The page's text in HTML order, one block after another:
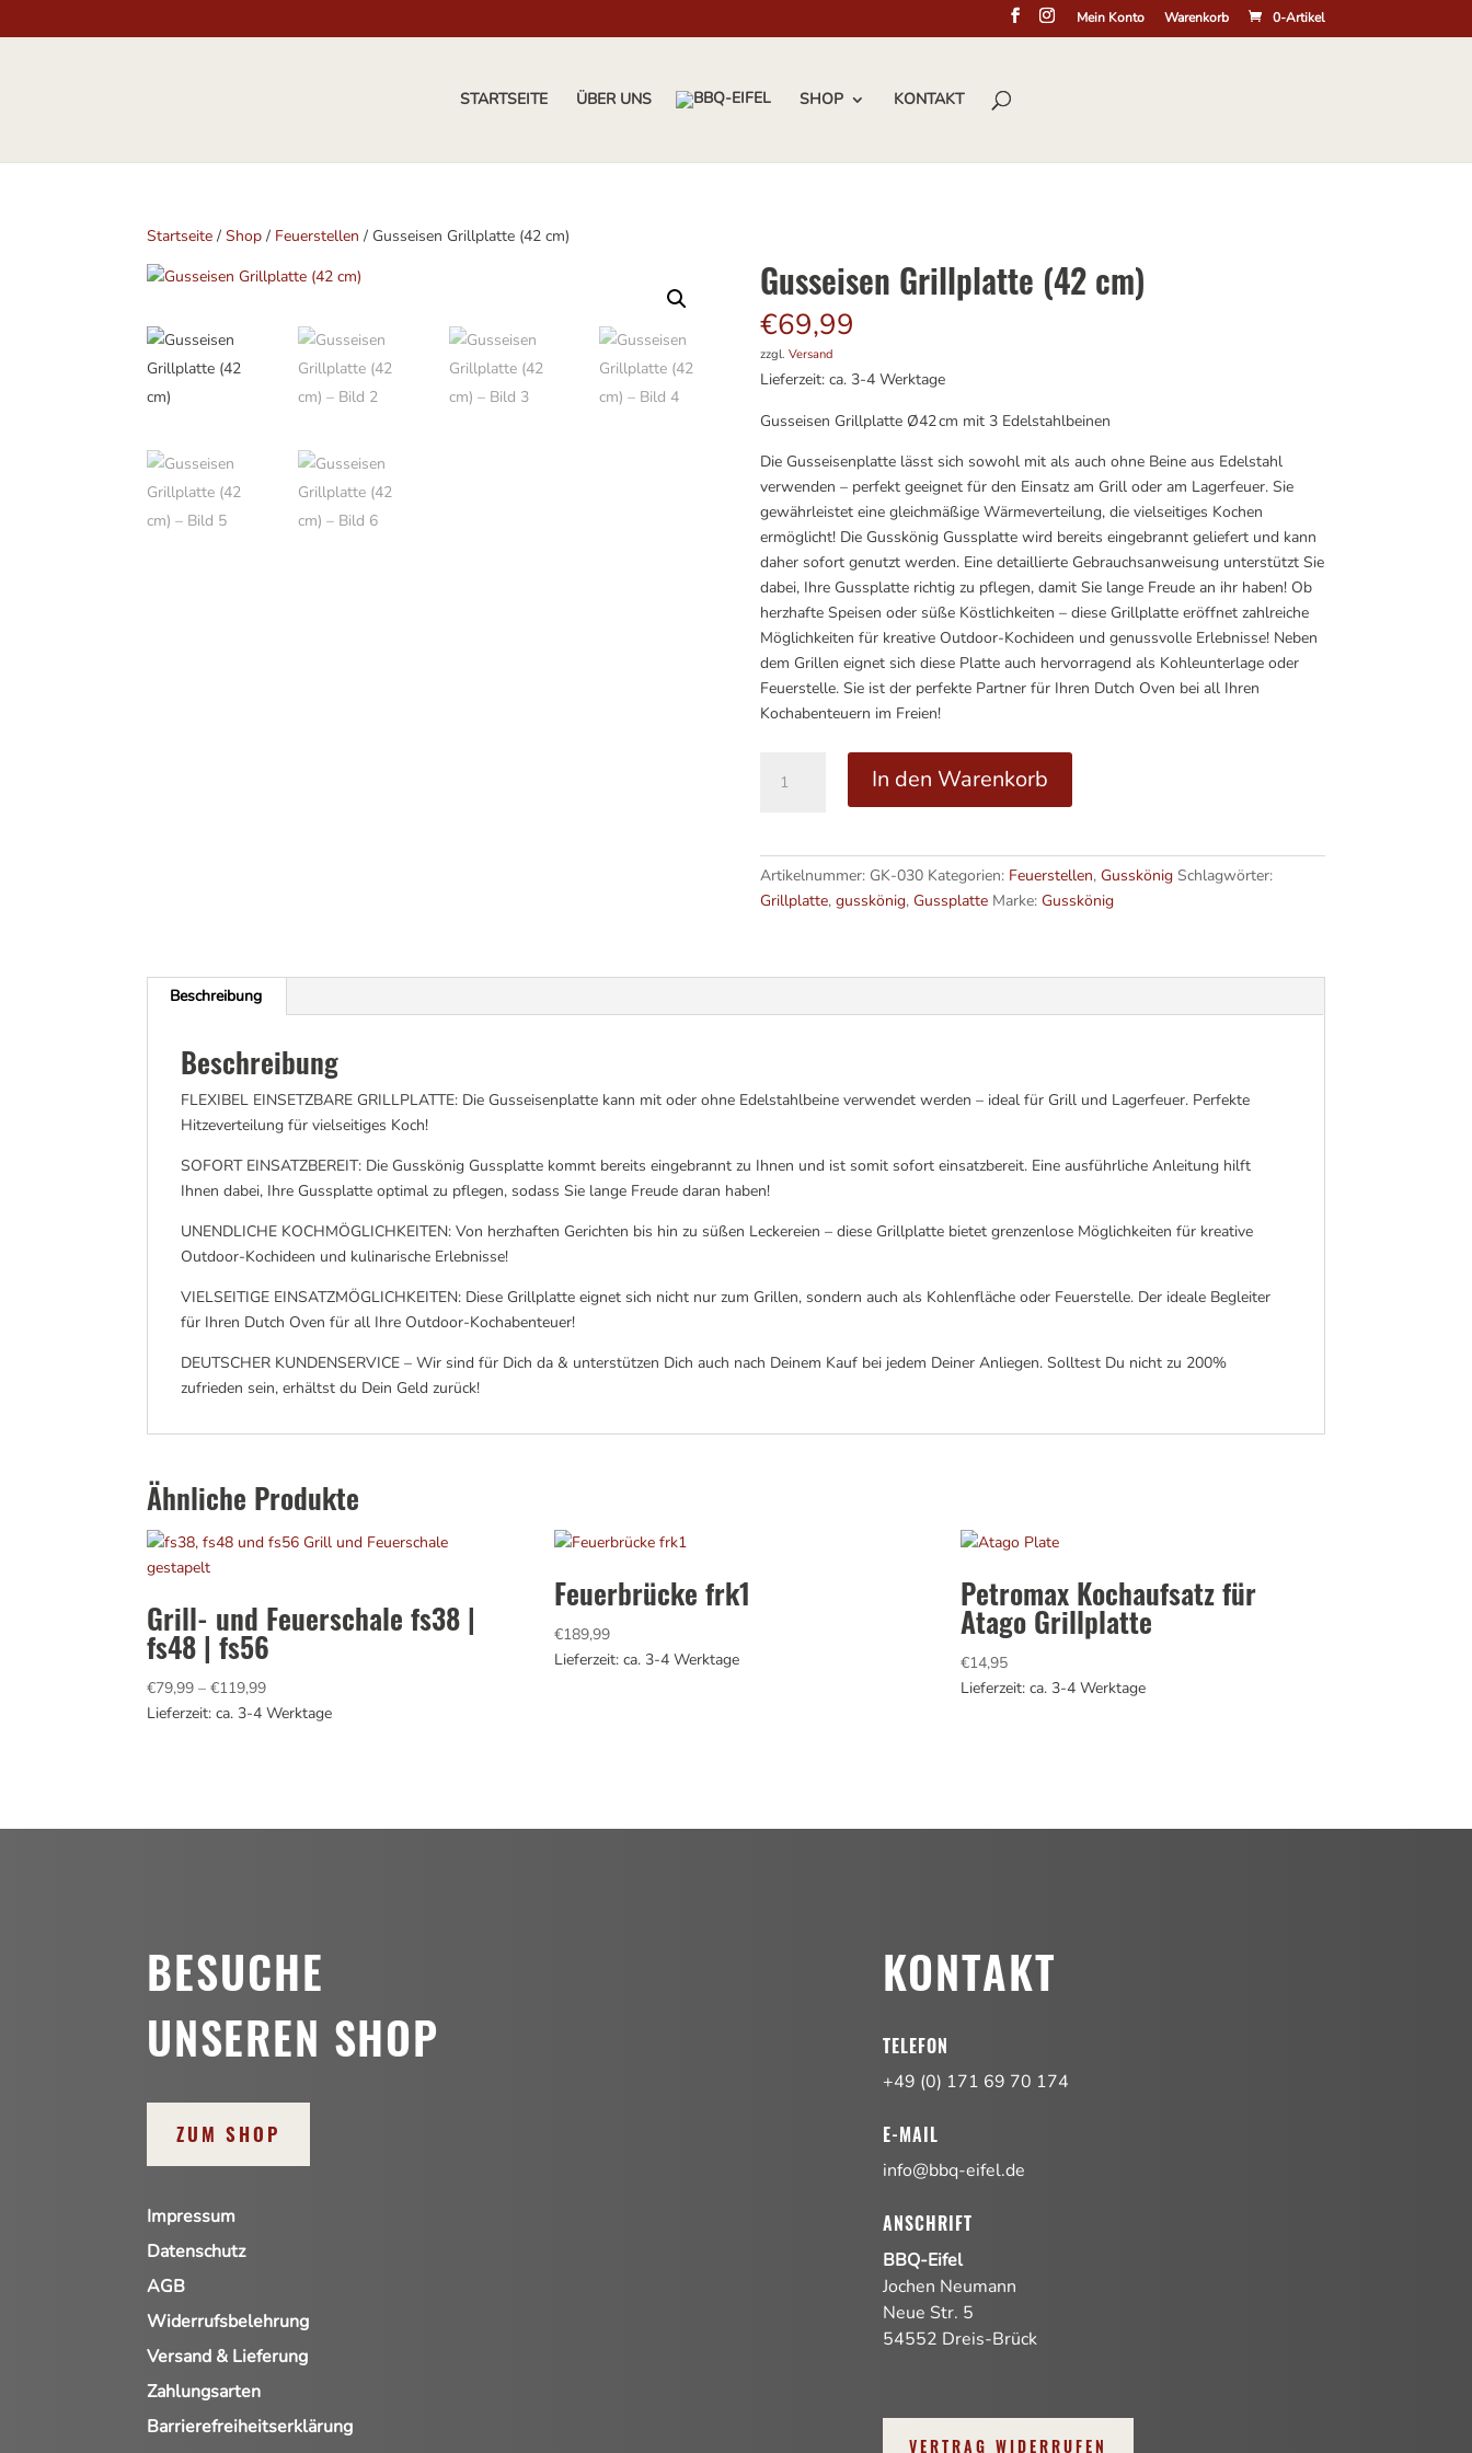
Mein Konto Warenkorb 0-Artikel
STARTSEITE ÜBER UNS SHOP KONTAKT
Startseite /Shop / Feuerstellen / Gusseisen Grillplatte (42 cm)
Gusseisen Grillplatte (42 cm)
€69,99
zzgl. Versand
Lieferzeit: ca. 3-4 Werktage
Gusseisen Grillplatte Ø42 cm mit 3 Edelstahlbeinen
Die Gusseisenplatte lässt sich sowohl mit als auch ohne Beine aus Edelstahl
verwenden – perfekt geeignet für den Einsatz am Grill oder am Lagerfeuer. Sie
gewährleistet eine gleichmäßige Wärmeverteilung, die vielseitiges Kochen
ermöglicht! Die Gusskönig Gussplatte wird bereits eingebrannt geliefert und kann
daher sofort genutzt werden. Eine detaillierte Gebrauchsanweisung unterstützt Sie
dabei, Ihre Gussplatte richtig zu pflegen, damit Sie lange Freude an ihr haben! Ob
herzhafte Speisen oder süße Köstlichkeiten – diese Grillplatte eröffnet zahlreiche
Möglichkeiten für kreative Outdoor-Kochideen und genussvolle Erlebnisse! Neben
dem Grillen eignet sich diese Platte auch hervorragend als Kohleunterlage oder
Feuerstelle. Sie ist der perfekte Partner für Ihren Dutch Oven bei all Ihren
Kochabenteuern im Freien!
Grillplatte
Menge
In den Warenkorb
r
n
e
Artikelnummer: GK-030 Kategorien: Feuerstellen, Gusskönig Schlagwörter:
Grillplatte, gusskönig, Gussplatte Marke: Gusskönig
Beschreibung
Beschreibung
FLEXIBEL EINSETZBARE GRILLPLATTE: Die Gusseisenplatte kann mit oder ohne Edelstahlbeine verwendet werden – ideal für Grill und Lagerfeuer. Perfekte
Hitzeverteilung für vielseitiges Koch!
SOFORT EINSATZBEREIT: Die Gusskönig Gussplatte kommt bereits eingebrannt zu Ihnen und ist somit sofort einsatzbereit. Eine ausführliche Anleitung hilft
Ihnen dabei, Ihre Gussplatte optimal zu pflegen, sodass Sie lange Freude daran haben!
UNENDLICHE KOCHMÖGLICHKEITEN: Von herzhaften Gerichten bis hin zu süßen Leckereien – diese Grillplatte bietet grenzenlose Möglichkeiten für kreative
Outdoor-Kochideen und kulinarische Erlebnisse!
VIELSEITIGE EINSATZMÖGLICHKEITEN: Diese Grillplatte eignet sich nicht nur zum Grillen, sondern auch als Kohlenfläche oder Feuerstelle. Der ideale Begleiter
für Ihren Dutch Oven für all Ihre Outdoor-Kochabenteuer!
DEUTSCHER KUNDENSERVICE – Wir sind für Dich da & unterstützen Dich auch nach Deinem Kauf bei jedem Deiner Anliegen. Solltest Du nicht zu 200%
zufrieden sein, erhältst du Dein Geld zurück!
Ähnliche Produkte
Grill- und Feuerschale fs38 |
fs48 | fs56
€79,99 –€119,99Preisspanne:
€79,99
Lieferzeit: ca. 3-4 Werktage
Feuerbrücke frk1
€189,99
Lieferzeit: ca. 3-4 Werktage
Petromax Kochaufsatz für
Atago Grillplatte
€14,95
Lieferzeit: ca. 3-4 Werktage
BESUCHE
UNSEREN SHOP
ZUM SHOP
Impressum
Datenschutz
AGB
Widerrufsbelehrung
Versand & Lieferung
Zahlungsarten
Barrierefreiheitserklärung
KONTAKT
TELEFON
+49 (0) 171 69 70 174
E-MAIL
info@bbq-eifel.de
ANSCHRIFT
BBQ-Eifel
Jochen Neumann
Neue Str. 5
54552 Dreis-Brück
VERTRAG WIDERRUFEN